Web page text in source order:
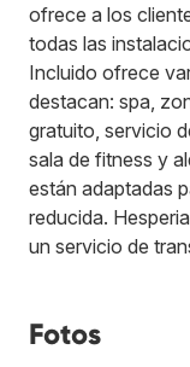
ofrece a los
todas las
Incluido ofrece
destacan: spa,
gratuito, servicio
sala de fitness y
están adaptadas
reducida.
un servicio de
Fotos